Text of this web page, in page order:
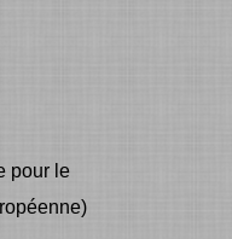
pour le